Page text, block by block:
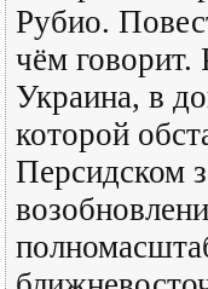
Рубио.
чём говорит.
Украина, в
которой
Персидском